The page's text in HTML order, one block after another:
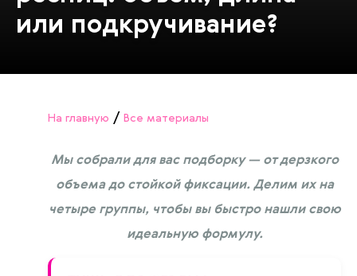
или подкручивание?
На главную / Все материалы
Мы собрали для вас подборку — от дерзкого
объема до стойкой фиксации. Делим их на
четыре группы, чтобы вы быстро нашли свою
идеальную формулу.